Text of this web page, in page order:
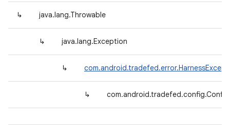
↳ java.lang.Throwable
↳ java.lang.Exception
↳
↳